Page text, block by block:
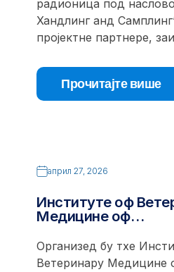
радионица под
Хандлинг анд
пројектне партнере,
Прочитајте више
април 27, 2026
Институте оф
Медицине оф…
Организед бy тхе
Ветеринарy Медицине